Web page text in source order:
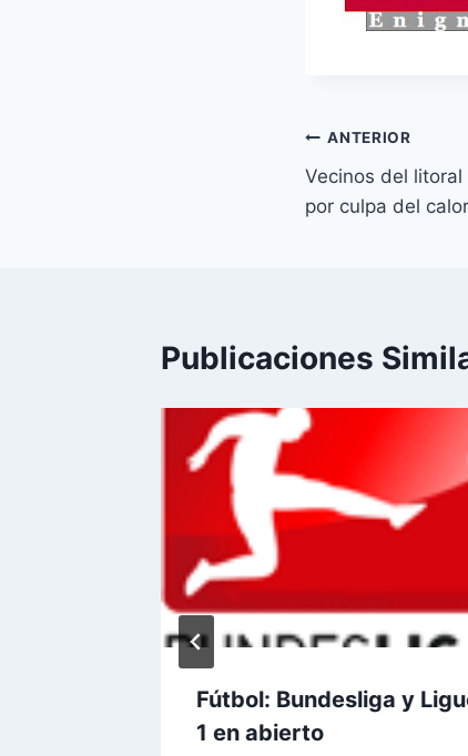
Navegación
de
ANTERIOR
Vecinos del
por culpa del calor
Publicaciones
Fútbol: Bundesliga y
1 en abierto